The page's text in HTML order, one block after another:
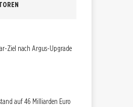
Ziel nach Argus-Upgrade
auf 46 Milliarden Euro